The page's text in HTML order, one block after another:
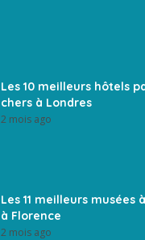
Les 10 meilleurs hôtels
chers à Londres
2 mois ago
Les 11 meilleurs musées
à Florence
2 mois ago